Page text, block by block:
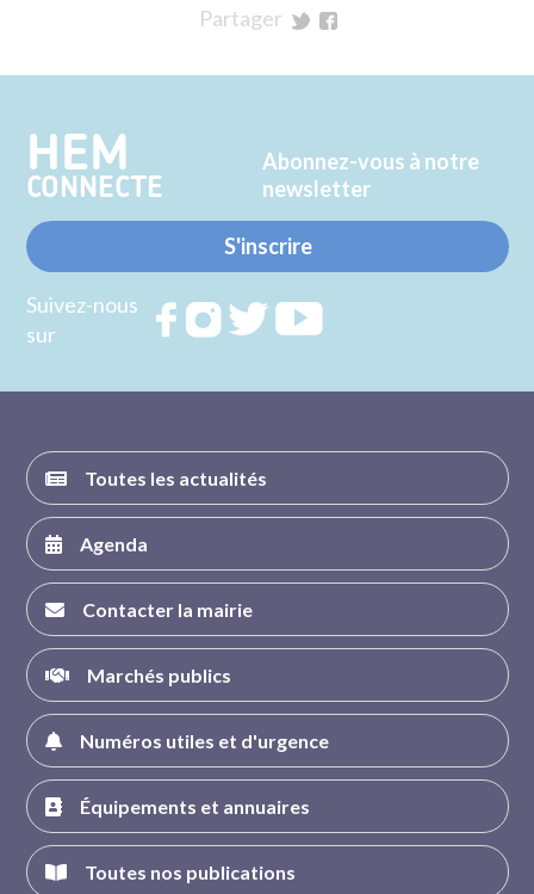
Partager
Twitter
Facebook
HEM
CONNECTE
Abonnez-vous à notre
newsletter
S'inscrire
Suivez-nous
sur
RejoignezRejoignezRejoignez
Toutes les actualités
Agenda
Contacter la mairie
Marchés publics
Numéros utiles et d'urgence
Équipements et annuaires
Toutes nos publications